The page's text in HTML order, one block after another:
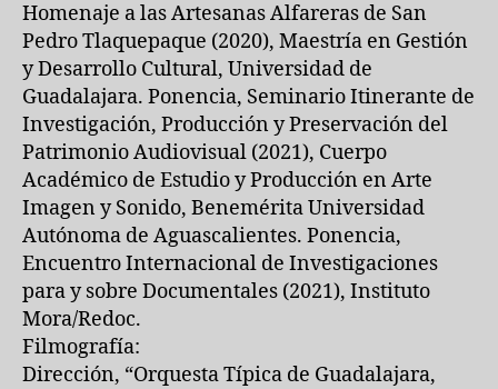
Homenaje a las Artesanas Alfareras de San
Pedro Tlaquepaque (2020), Maestría en Gestión
y Desarrollo Cultural, Universidad de
Guadalajara. Ponencia, Seminario Itinerante de
Investigación, Producción y Preservación del
Patrimonio Audiovisual (2021), Cuerpo
Académico de Estudio y Producción en Arte
Imagen y Sonido, Benemérita Universidad
Autónoma de Aguascalientes. Ponencia,
Encuentro Internacional de Investigaciones
para y sobre Documentales (2021), Instituto
Mora/Redoc.
Filmografía:
Dirección, “Orquesta Típica de Guadalajara,